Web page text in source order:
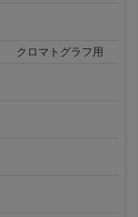
クロマトグラフ用